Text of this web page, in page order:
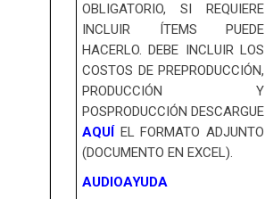
OBLIGATORIO, SI REQUIERE
INCLUIR ÍTEMS PUEDE
HACERLO. DEBE INCLUIR LOS
COSTOS DE PREPRODUCCIÓN,
PRODUCCIÓN Y
POSPRODUCCIÓN DESCARGUE
AQUÍ
EL FORMATO ADJUNTO
(DOCUMENTO EN EXCEL).
AUDIOAYUDA